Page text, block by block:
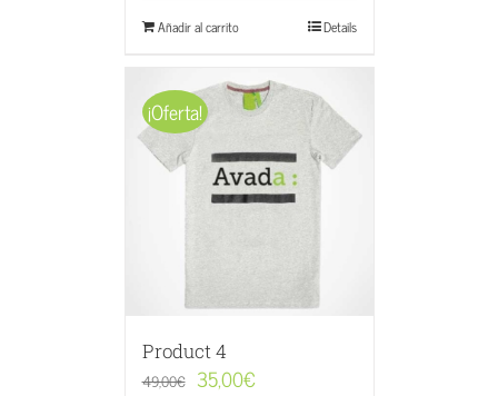
Añadir al carrito Details
¡Oferta!
Product 4
49,00€ 35,00€